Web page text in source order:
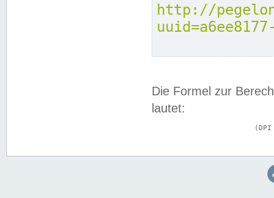
http://
Die Formel zur
lautet: